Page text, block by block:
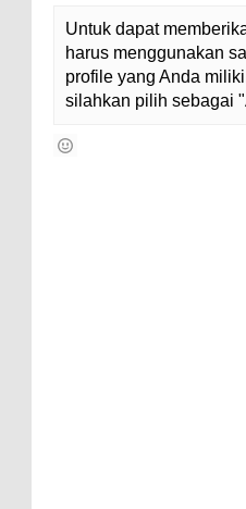
Untuk dapat
harus menggunakan
profile yang Anda
silahkan pilih sebagai